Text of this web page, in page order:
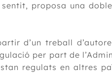
proposa una
d’un treball
per part de
regulats en altres